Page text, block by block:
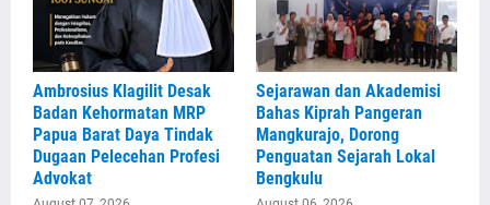
Ambrosius Klagilit Desak
Badan Kehormatan MRP
Papua Barat Daya Tindak
Dugaan Pelecehan Profesi
Advokat
Sejarawan dan Akademisi
Bahas Kiprah Pangeran
Mangkurajo, Dorong
Penguatan Sejarah Lokal
Bengkulu